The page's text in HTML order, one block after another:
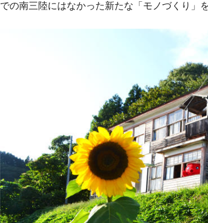
での南三陸にはなかった新たな「モノづくり」